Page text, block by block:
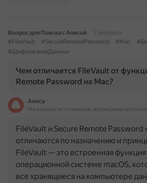
Вопрос для Поиска с Алисой
7 февраля
#FileVault
#SecureRemotePassword #Mac
#ШифрованиеДанных
Чем отличается FileVault от
Remote Password на Mac?
Алиса
На основе источников, возможны
FileVault и Secure Remote Password
отличаются по назначению и
FileVault — это встроенная
операционной системе macOS,
все хранящиеся на компьютере